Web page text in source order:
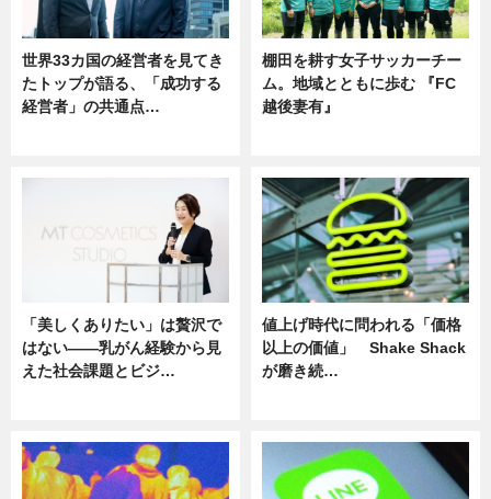
世界33カ国の経営者を見てき
たトップが語る、「成功する
経営者」の共通点…
棚田を耕す女子サッカーチー
ム。地域とともに歩む 『FC
越後妻有』
「美しくありたい」は贅沢で
はない――乳がん経験から見
えた社会課題とビジ…
値上げ時代に問われる「価格
以上の価値」 Shake Shack
が磨き続…